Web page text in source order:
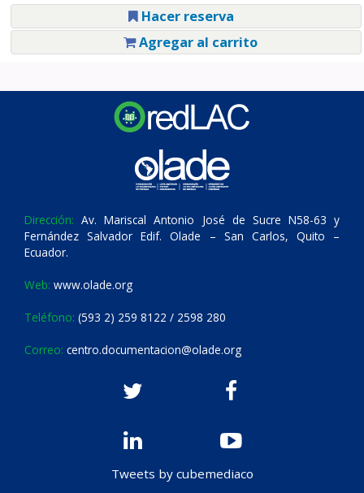
Hacer reserva
Agregar al carrito
Dirección: Av. Mariscal Antonio José de Sucre N58-63 y
Fernández Salvador Edif. Olade – San Carlos, Quito –
Ecuador.
Web: www.olade.org
Teléfono: (593 2) 259 8122 / 2598 280
Correo: centro.documentacion@olade.org
Tweets by cubemediaco